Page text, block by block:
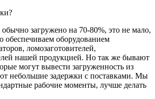
загружено на 70-80%, это не мало,
обеспечиваем оборудованием
ломозаготовителей,
нашей продукцией. Но так же бывают
могут вывести загруженность из
небольшие задержки с поставками. Мы
рабочие моменты, лучше делать